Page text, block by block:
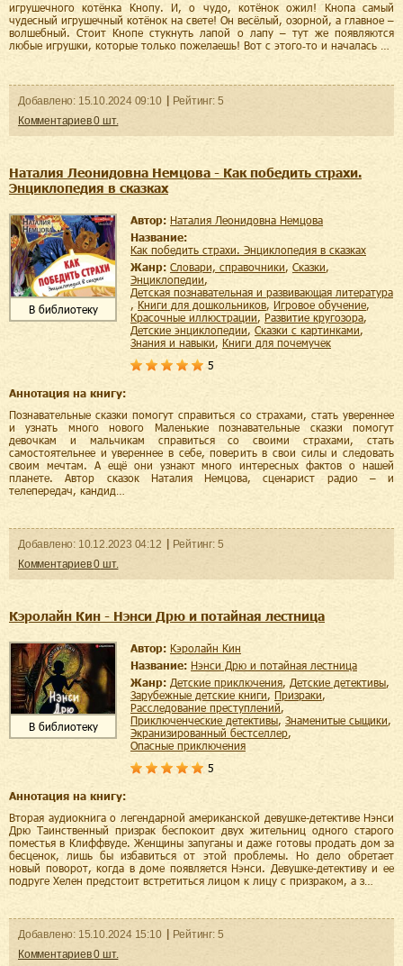
игрушечного котёнка Кнопу. И, о чудо, котёнок ожил! Кнопа самый
чудесный игрушечный котёнок на свете! Он весёлый, озорной, а главное –
волшебный. Стоит Кнопе стукнуть лапой о лапу – тут же появляются
любые игрушки, которые только пожелаешь! Вот с этого‑то и началась …
Добавленo: 15.10.2024 09:10 Рейтинг: 5
Комментариев0 шт.
Наталия Леонидовна Немцова - Как победить страхи.
Энциклопедия в сказках
В библиотеку
Автор:
Наталия Леонидовна Немцова
Название:
Как победить страхи. Энциклопедия в сказках
Жанр:
словари, справочники, сказки,
энциклопедии,
детская познавательная и развивающая литература
,
книги для дошкольников, игровое обучение,
красочные иллюстрации, развитие кругозора,
детские энциклопедии, сказки с картинками,
знания и навыки,
книги для почемучек
5
Аннотация на книгу:
Познавательные сказки помогут справиться со страхами, стать увереннее
и узнать много нового Маленькие познавательные сказки помогут
девочкам и мальчикам справиться со своими страхами, стать
самостоятельнее и увереннее в себе, поверить в свои силы и следовать
своим мечтам. А ещё они узнают много интересных фактов о нашей
планете. Автор сказок Наталия Немцова, сценарист радио – и
телепередач, кандид…
Добавленo: 10.12.2023 04:12 Рейтинг: 5
Комментариев0 шт.
Кэролайн Кин - Нэнси Дрю и потайная лестница
В библиотеку
Автор:
Кэролайн Кин
Название:
Нэнси Дрю и потайная лестница
Жанр:
детские приключения, детские детективы,
зарубежные детские книги, призраки,
расследование преступлений,
приключенческие детективы, знаменитые сыщики,
экранизированный бестселлер,
опасные приключения
5
Аннотация на книгу:
Вторая аудиокнига о легендарной американской девушке-детективе Нэнси
Дрю Таинственный призрак беспокоит двух жительниц одного старого
поместья в Клиффвуде. Женщины запуганы и даже готовы продать дом за
бесценок, лишь бы избавиться от этой проблемы. Но дело обретает
новый поворот, когда в доме появляется Нэнси. Девушке-детективу и ее
подруге Хелен предстоит встретиться лицом к лицу с призраком, а з…
Добавленo: 15.10.2024 15:10 Рейтинг: 5
Комментариев0 шт.